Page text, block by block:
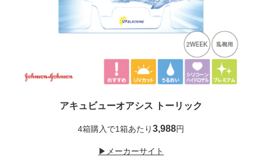
アキュビューオアシス トーリック
4箱購入で1箱あたり3,988円
▶メーカーサイト